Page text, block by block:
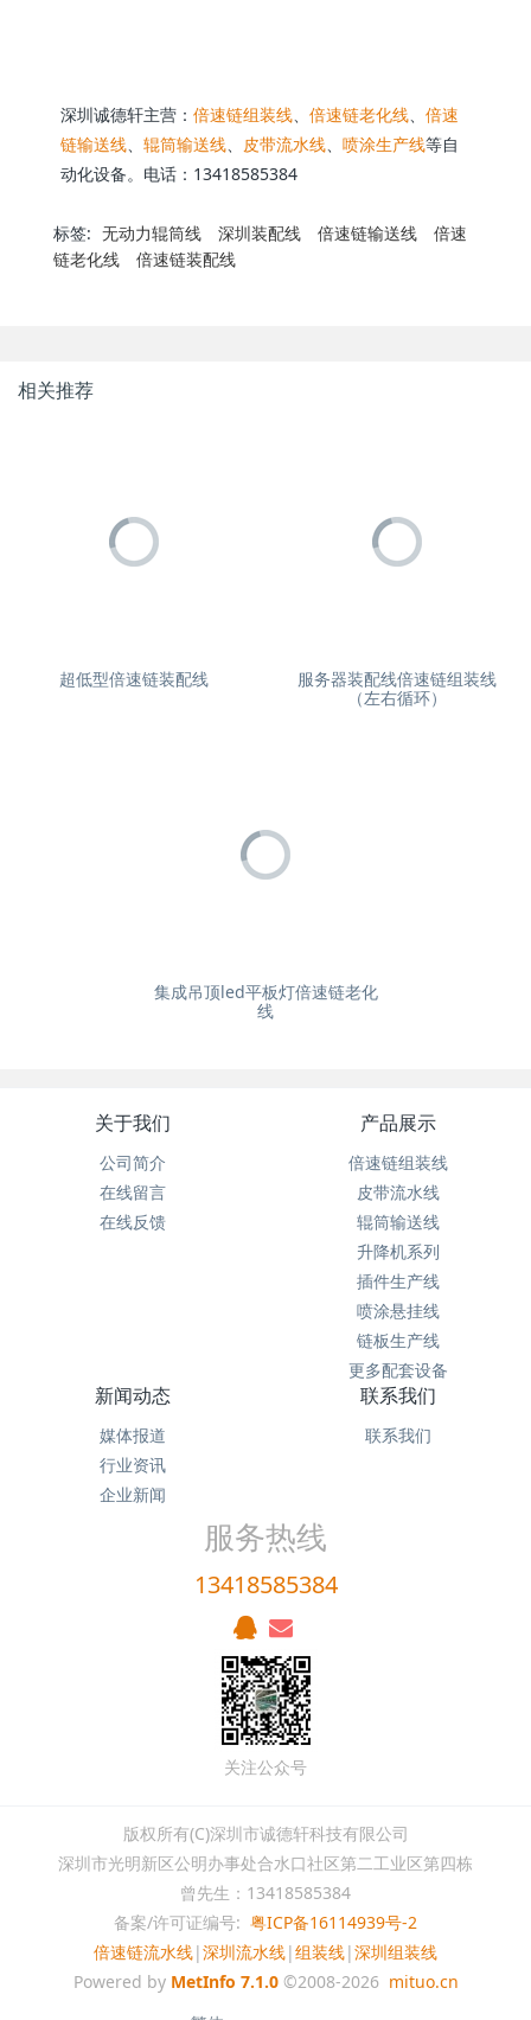
深圳诚德轩主营： 倍速链组装线、 倍速链老化线、 倍速
链输送线、 辊筒输送线、 皮带流水线、 喷涂生产线等自
动化设备。电话：13418585384
标签: 无动力辊筒线 深圳装配线 倍速链输送线
倍速
链老化线
倍速链装配线
相关推荐
超低型倍速链装配线
服务器装配线倍速链组装线
（左右循环）
集成吊顶led平板灯倍速链老化
线
关于我们
公司简介
在线留言
在线反馈
产品展示
倍速链组装线
皮带流水线
辊筒输送线
升降机系列
插件生产线
喷涂悬挂线
链板生产线
更多配套设备
新闻动态
媒体报道
行业资讯
企业新闻
联系我们
联系我们
服务热线
13418585384
关注公众号
版权所有(C)深圳市诚德轩科技有限公司
深圳市光明新区公明办事处合水口社区第二工业区第四栋
曾先生：13418585384
备案/许可证编号: 粤ICP备16114939号-2
倍速链流水线|深圳流水线|组装线|深圳组装线
Powered by MetInfo 7.1.0©2008-2026 mituo.cn